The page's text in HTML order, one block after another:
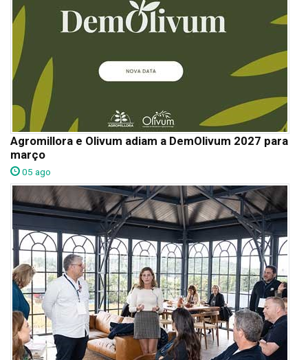
Agromillora e Olivum adiam a DemOlivum 2027 para
março
05 ago